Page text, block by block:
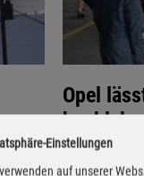
das
Opel
02.06.2026
Einstellungen
auf unserer